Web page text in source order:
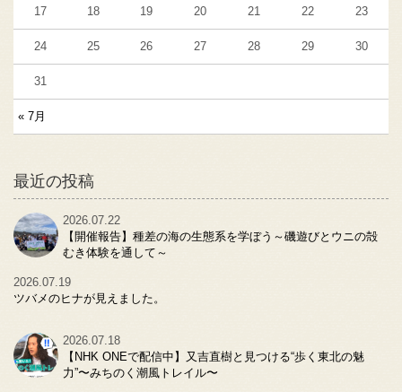
« 7月
17 18 19 20 21 22 23
24 25 26 27 28 29 30
31
最近の投稿
2026.07.22
【開催報告】種差の海の生態系を学ぼう～磯遊びとウニの殻
むき体験を通して～
2026.07.19
ツバメのヒナが見えました。
2026.07.18
【NHK ONEで配信中】又吉直樹と見つける“歩く東北の魅
力”〜みちのく潮風トレイル〜